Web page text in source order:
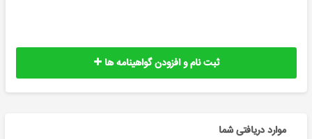
ثبت نام و افزودن گواهینامه ها
موارد دریافتی شما